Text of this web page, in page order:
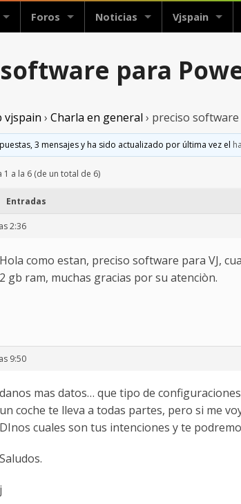
Foros Noticias Vjspain
para
vjspain › Charla en general › preciso software
3 mensajes y ha sido actualizado por última vez el
a la 6 (de un total de 6)
Entradas
2:36
Hola como estan, preciso software para VJ,
2 gb ram, muchas gracias por su atenciòn.
9:50
danos mas datos… que tipo de
un coche te lleva a todas partes, pero si me
DInos cuales son tus intenciones y te
Saludos.
j